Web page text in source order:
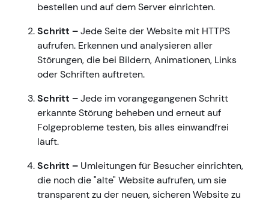
bestellen und auf dem Server einrichten.
Schritt –Jede Seite der Website mit HTTPS
aufrufen. Erkennen und analysieren aller
Störungen, die bei Bildern, Animationen, Links
oder Schriften auftreten.
Schritt –Jede im vorangegangenen Schritt
erkannte Störung beheben und erneut auf
Folgeprobleme testen, bis alles einwandfrei
läuft.
Schritt – Umleitungen für Besucher einrichten,
die noch die "alte" Website aufrufen, um sie
transparent zu der neuen, sicheren Website zu